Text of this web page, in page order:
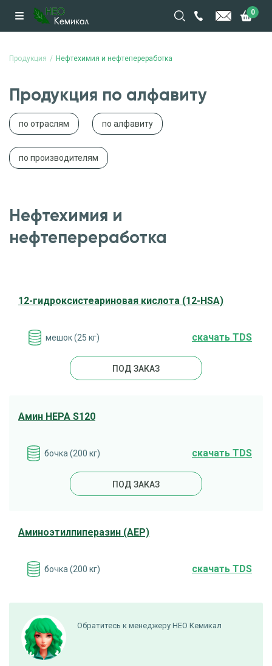
0
Продукция Нефтехимия и нефтепереработка
Продукция по алфавиту
по отраслям по алфавиту
по производителям
Нефтехимия и
нефтепереработка
12-гидроксистеариновая кислота (12-HSA)
мешок (25 кг) cкачать TDS
ПОД ЗАКАЗ
Амин HEPA S120
бочка (200 кг) cкачать TDS
ПОД ЗАКАЗ
Аминоэтилпиперазин (AEP)
бочка (200 кг) cкачать TDS
Аминоэтилэтаноламин
Обратитесь к менеджеру НЕО Кемикал